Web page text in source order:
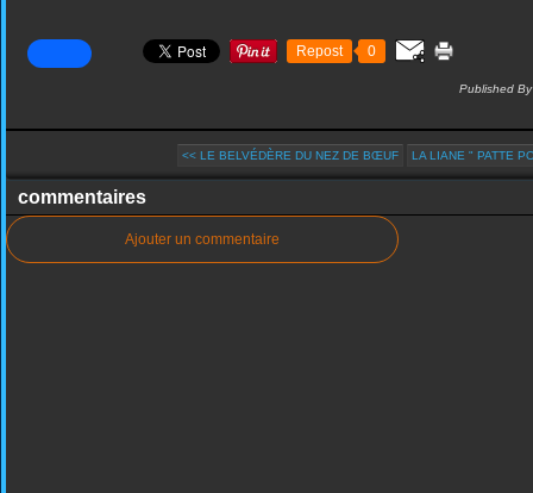
Repost 0
Published
<< LE BELVÉDÈRE DU NEZ DE BŒUF LA LIANE " PATTE
commentaires
Ajouter un commentaire